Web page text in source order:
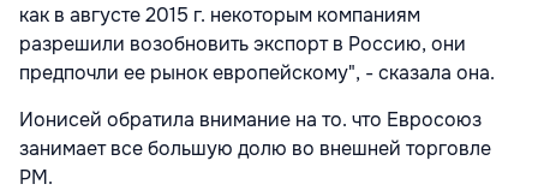
как в августе 2015 г. некоторым компаниям
разрешили возобновить экспорт в Россию, они
предпочли ее рынок европейскому", - сказала она.
Ионисей обратила внимание на то. что Евросоюз
занимает все большую долю во внешней торговле
РМ.